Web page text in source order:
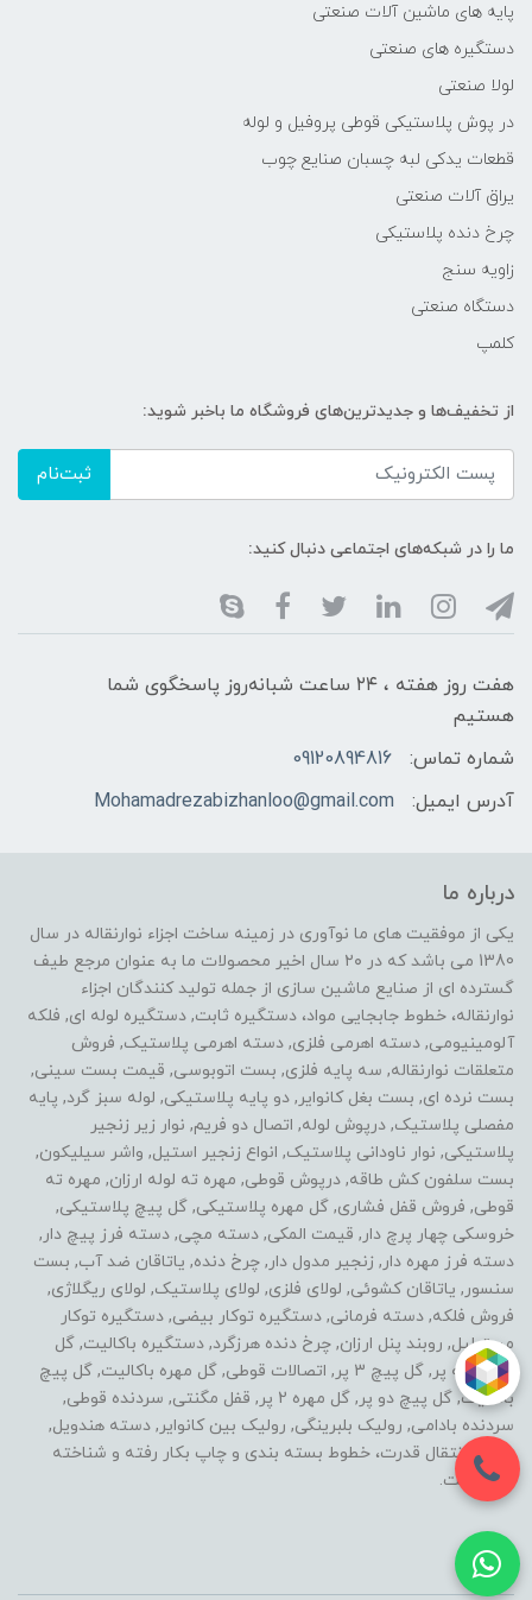
پایه های ماشین آلات صنعتی
دستگیره های صنعتی
لولا صنعتی
در پوش پلاستیکی قوطی پروفیل و لوله
قطعات یدکی لبه چسبان صنایع چوب
یراق آلات صنعتی
چرخ دنده پلاستیکی
زاویه سنج
دستگاه صنعتی
کلمپ
از تخفیف‌ها و جدیدترین‌های فروشگاه ما باخبر شوید:
ثبت‌نام
ما را در شبکه‌های اجتماعی دنبال کنید:
هفت روز هفته ، ۲۴ ساعت شبانه‌روز پاسخگوی شما
هستیم
شماره تماس:
09120894816
آدرس ایمیل:
Mohamadrezabizhanloo@gmail.com
درباره ما
یکی از موفقیت های ما نوآوری در زمینه ساخت اجزاء نوارنقاله در سال
1380 می باشد که در ۲۰ سال اخیر محصولات ما به عنوان مرجع طیف
گسترده ای از صنایع ماشین سازی از جمله تولید کنندگان اجزاء
نوارنقاله، خطوط جابجایی مواد، دستگیره ثابت, دستگیره لوله ای, فلکه
آلومینیومی, دسته اهرمی فلزی, دسته اهرمی پلاستیک, فروش
متعلقات نوارنقاله, سه پایه فلزی, بست اتوبوسی, قیمت بست سینی,
بست نرده ای, بست بغل کانوایر, دو پایه پلاستیکی, لوله سبز گرد, پایه
مفصلی پلاستیک, درپوش لوله, اتصال دو فریم, نوار زیر زنجیر
پلاستیکی, نوار ناودانی پلاستیک, انواع زنجیر استیل, واشر سیلیکون,
بست سلفون کش طاقه, درپوش قوطی, مهره ته لوله ارزان, مهره ته
قوطی, فروش قفل فشاری, گل مهره پلاستیکی, گل پیچ پلاستیکی,
خروسکی چهار پرچ دار, قیمت المکی, دسته مچی, دسته فرز پیچ دار,
دسته فرز مهره دار, زنجیر مدول دار, چرخ دنده, یاتاقان ضد آب, بست
سنسور, یاتاقان کشوئی, لولای فلزی, لولای پلاستیک, لولای ریگلاژی,
فروش فلکه, دسته فرمانی, دستگیره توکار بیضی, دستگیره توکار
مستطیل, روبند پنل ارزان, چرخ دنده هرزگرد, دستگیره باکالیت, گل
مهره سه پر, گل پیچ 3 پر, اتصالات قوطی, گل مهره باکالیت, گل پیچ
باکالیت, گل پیچ دو پر, گل مهره 2 پر, قفل مگنتی, سردنده قوطی,
سردنده بادامی, رولیک بلبرینگی, رولیک بین کانوایر, دسته هندویل,
خطوط انتقال قدرت، خطوط بسته بندی و چاپ بکار رفته و شناخته
شده است.